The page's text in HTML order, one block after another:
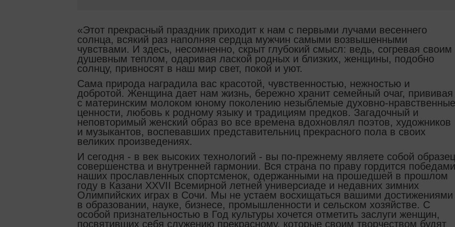
«Этот прекрасный праздник приходит к нам с первыми лучами весеннего
солнца, всякий раз наполняя сердца мужчин самыми возвышенными
чувствами. И здесь, несомненно, скрыт глубокий смысл: ведь, согревая своим
душевным теплом, одаривая лаской родных и близких, женщины, подобно
солнцу, привносят в наш мир свет, покой и уют.
Сама природа наградила вас красотой, чувственностью, нежностью и
добротой. Женщина дает нам жизнь, бережно хранит семейный очаг, прививая
с материнским молоком юному поколению незыблемые духовно-нравственные
ценности, любовь к родному языку и традициям предков. Загадочный и
неповторимый женский образ во все времена вдохновлял поэтов, художников
и музыкантов, воспевавших представительниц прекрасного пола в своих
великих произведениях.
И сегодня - в век высоких технологий - вы по-прежнему являете собой образец
совершенства и внутренней гармонии. Вся страна по праву гордится победами
наших прославленных спортсменок, одержанными на прошедшей в прошлом
году в Казани XXVII Всемирной летней универсиаде и недавних зимних
Олимпийских играх в Сочи. Мы не устаем восхищаться вашими достижениями
в образовании, науке, бизнесе, промышленности и сельском хозяйстве. С
особой признательностью в Год культуры хочется отметить заслуги женщин,
посвятивших себя служению прекрасному, которые своим творчеством будят